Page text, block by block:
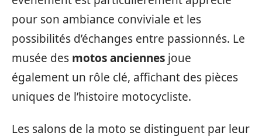
pour son ambiance conviviale et les
possibilités d’échanges entre passionnés. Le
musée des motos anciennes joue
également un rôle clé, affichant des pièces
uniques de l’histoire motocycliste.
Les salons de la moto se distinguent par leur